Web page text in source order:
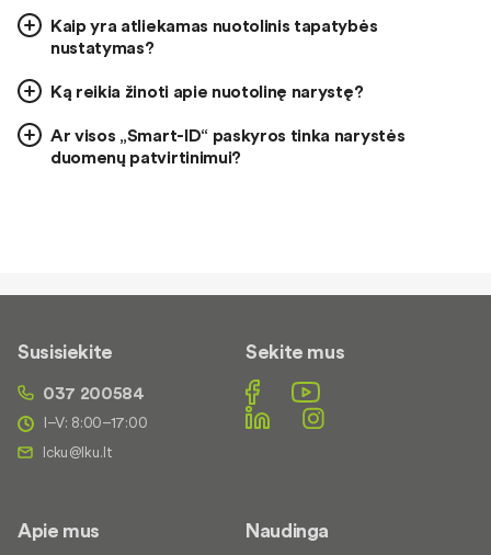
Kaip yra atliekamas nuotolinis tapatybės
nustatymas?
Ką reikia žinoti apie nuotolinę narystę?
Ar visos „Smart-ID“ paskyros tinka narystės
duomenų patvirtinimui?
Susisiekite
037 200584
I–V: 8:00–17:00
Sekite mus
Apie mus Naudinga